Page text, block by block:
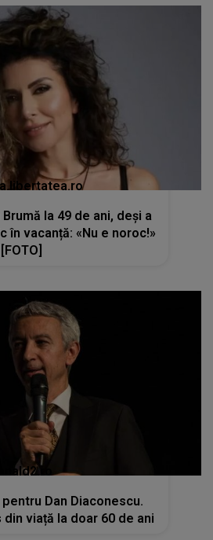
la 49 de ani, deși a
în vacanță: «Nu e noroc!»
[FOTO]
Dan Diaconescu.
viață la doar 60 de ani